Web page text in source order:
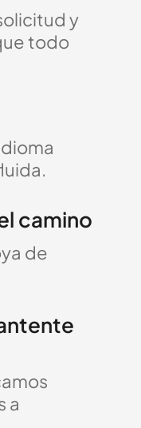
y
todo
camino
de
a